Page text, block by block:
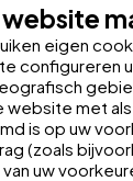
hotel?
Ibiza hotel?
kitchen
website
eigen
configureren
website met
is op uw
(zoals
uw